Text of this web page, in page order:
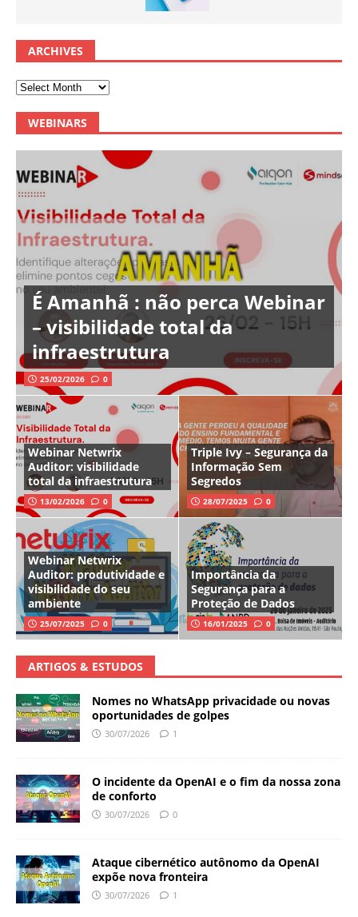
ARCHIVES
WEBINARS
É Amanhã : não perca Webinar
– visibilidade total da
infraestrutura
25/02/2026 0
Webinar Netwrix
Auditor: visibilidade
total da infraestrutura
13/02/2026 0
Triple Ivy – Segurança da
Informação Sem
Segredos
28/07/2025 0
Webinar Netwrix
Auditor: produtividade e
visibilidade do seu
ambiente
25/07/2025 0
Importância da
Segurança para a
Proteção de Dados
16/01/2025 0
ARTIGOS & ESTUDOS
Nomes no WhatsApp privacidade ou novas
oportunidades de golpes
30/07/2026 1
O incidente da OpenAI e o fim da nossa zona
de conforto
30/07/2026 0
Ataque cibernético autônomo da OpenAI
expõe nova fronteira
30/07/2026 1